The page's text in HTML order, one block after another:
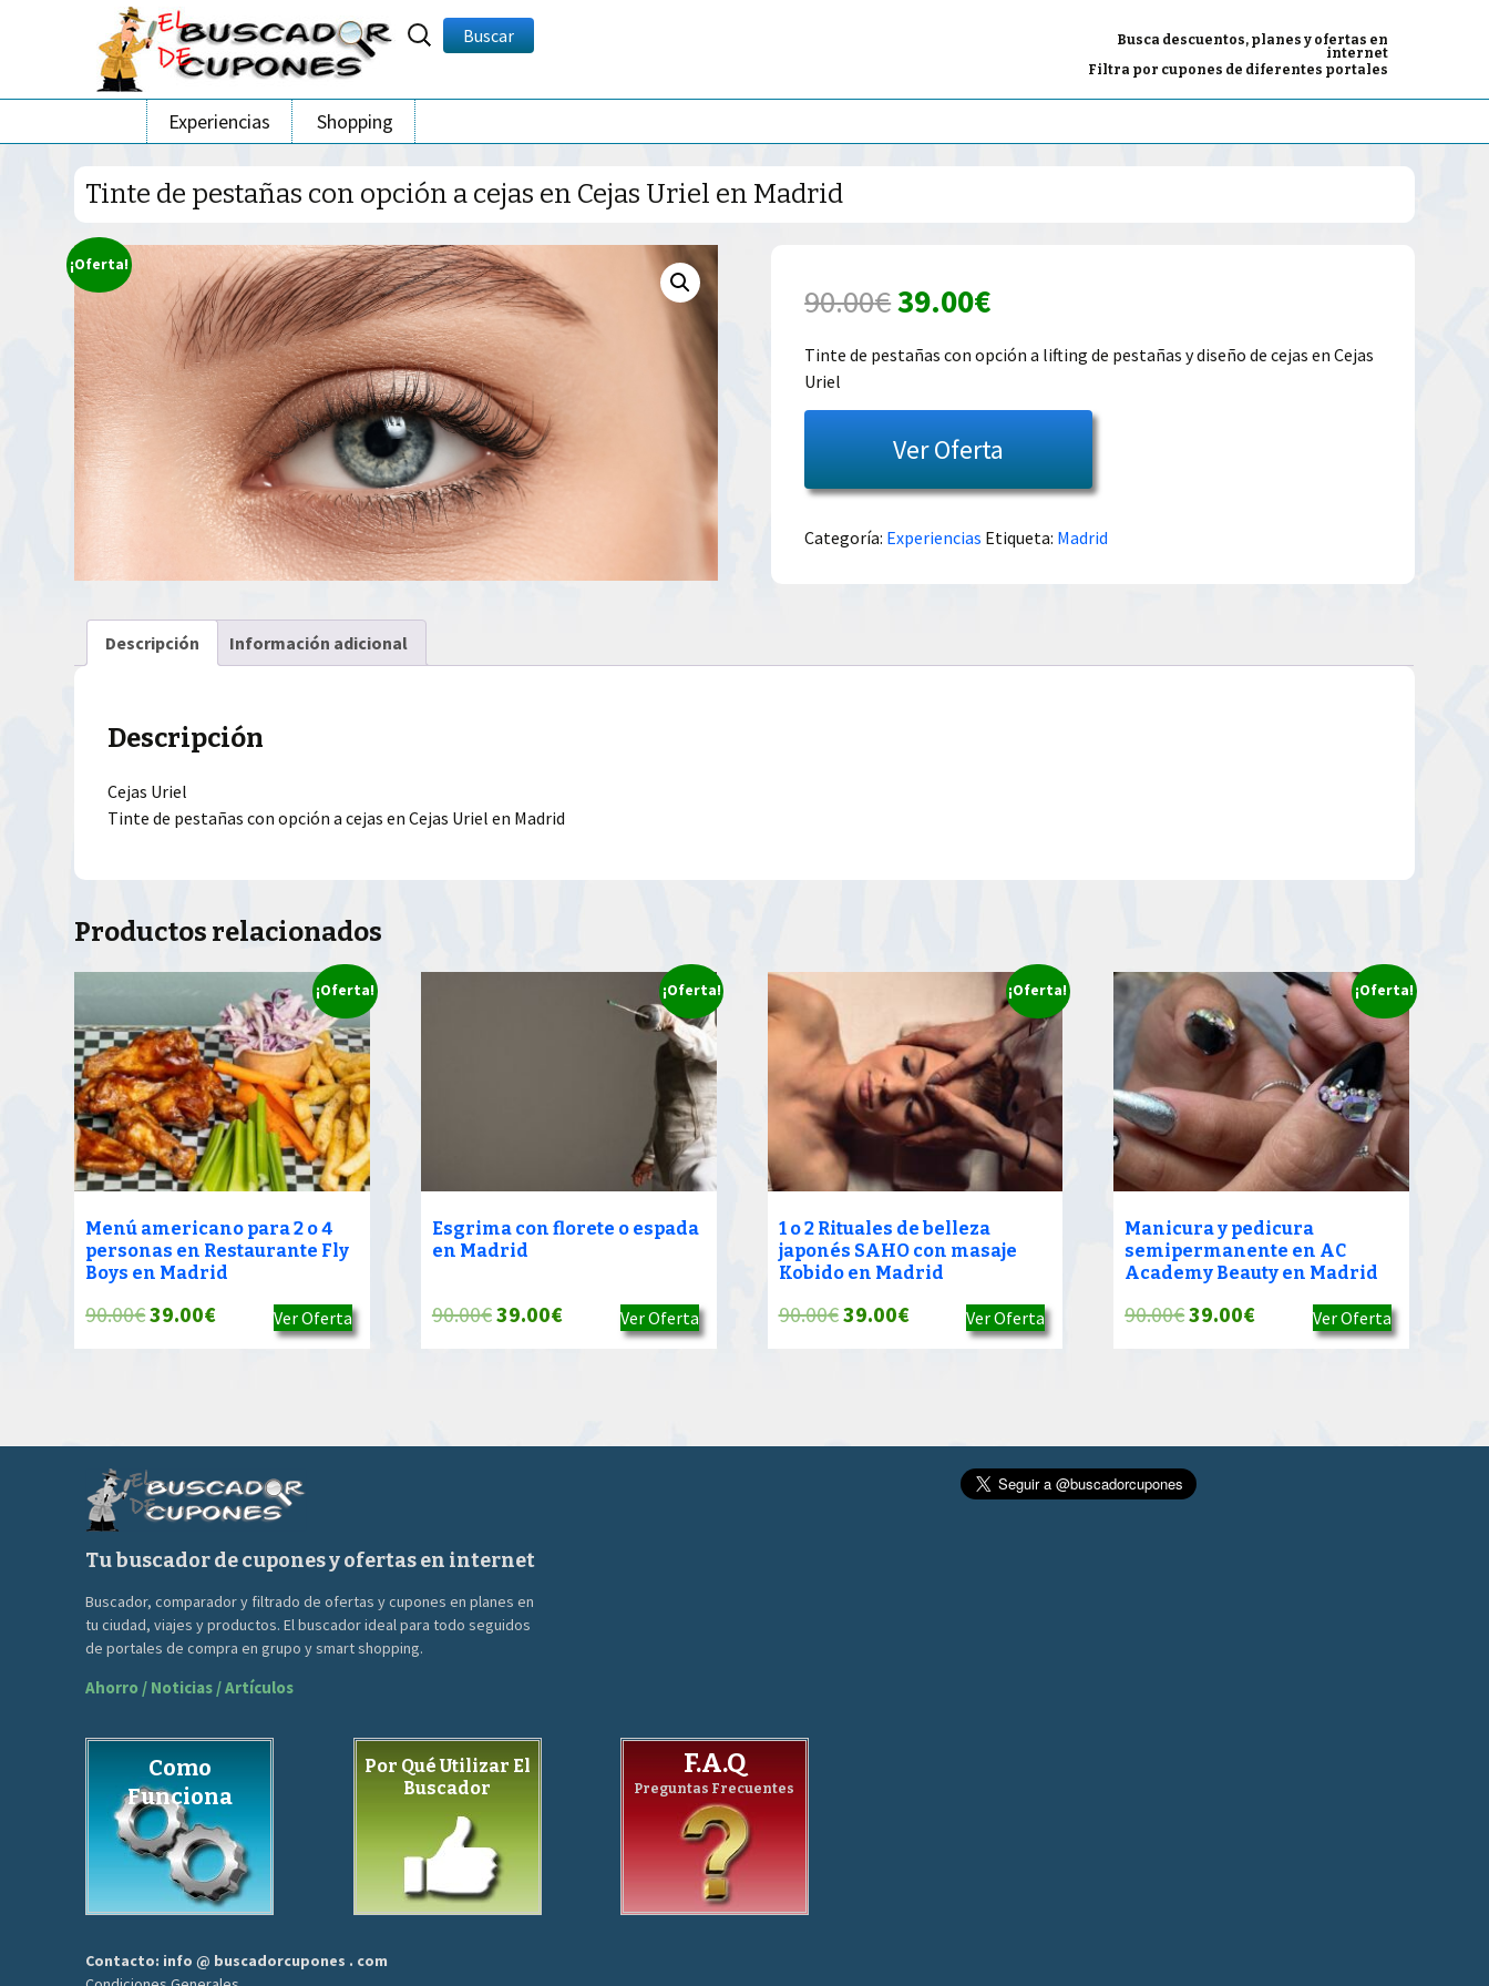
Busca descuentos, planes y ofertas en
internet
Filtra por cupones de diferentes portales
Buscar
por:
Buscar
Ir
al
contenido
Experiencias Shopping
Tinte de pestañas con opción a cejas en Cejas Uriel en Madrid
¡Oferta!
90.00€El
precio
era:
90.00€.
39.00€El
precio
es:
39.00€.
Tinte de pestañas con opción a lifting de pestañas y diseño de cejas en Cejas
Uriel
Ver Oferta
Categoría: Experiencias Etiqueta: Madrid
Descripción Información adicional
Descripción
Cejas Uriel
Tinte de pestañas con opción a cejas en Cejas Uriel en Madrid
Productos relacionados
¡Oferta!
Menú americano para 2 o 4
personas en Restaurante Fly
Boys en Madrid
90.00€El
90.00€.
39.00€El
39.00€.
Ver Oferta
¡Oferta!
Esgrima con florete o espada
en Madrid
90.00€El
precio
90.00€.
39.00€El
39.00€.
Ver Oferta
¡Oferta!
1 o 2 Rituales de belleza
japonés SAHO con masaje
Kobido en Madrid
90.00€El
90.00€.
39.00€El
39.00€.
Ver Oferta
¡Oferta!
Manicura y pedicura
semipermanente en AC
Academy Beauty en Madrid
90.00€El
90.00€.
39.00€El
precio
39.00€.
Ver Oferta
Tu buscador de cupones y ofertas en internet
Buscador, comparador y filtrado de ofertas y cupones en planes en
tu ciudad, viajes y productos. El buscador ideal para todo seguidos
de portales de compra en grupo y smart shopping.
Ahorro / Noticias / Artículos
Como
Funciona
Por Qué Utilizar El
Buscador
F.A.Q
Preguntas Frecuentes
Contacto: info @ buscadorcupones . com